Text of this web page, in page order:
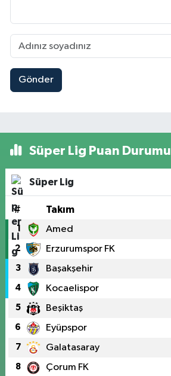
Gönder
Süper Lig Puan Durumu
Süper Lig
# Takım
1 Amed
2 Erzurumspor FK
3 Başakşehir
4 Kocaelispor
5 Beşiktaş
6 Eyüpspor
7 Galatasaray
8 Çorum FK